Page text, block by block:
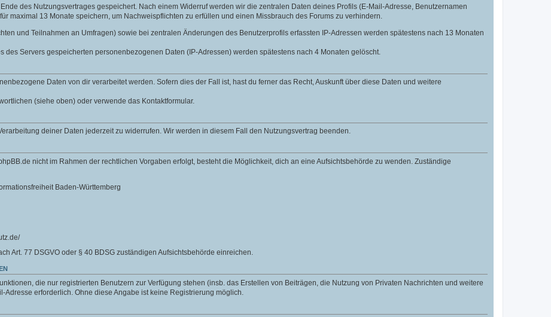
des Nutzungsvertrages gespeichert. Nach einem Widerruf werden wir die zentralen Daten deines Profils (E-Mail-Adresse, Benutzernamen
maximal 13 Monate speichern, um Nachweispflichten zu erfüllen und einen Missbrauch des Forums zu verhindern.
und Teilnahmen an Umfragen) sowie bei zentralen Änderungen des Benutzerprofils erfassten IP-Adressen werden spätestens nach 13 Monaten
des Servers gespeicherten personenbezogenen Daten (IP-Adressen) werden spätestens nach 4 Monaten gelöscht.
Daten von dir verarbeitet werden. Sofern dies der Fall ist, hast du ferner das Recht, Auskunft über diese Daten und weitere
(siehe oben) oder verwende das Kontaktformular.
deiner Daten jederzeit zu widerrufen. Wir werden in diesem Fall den Nutzungsvertrag beenden.
nicht im Rahmen der rechtlichen Vorgaben erfolgt, besteht die Möglichkeit, dich an eine Aufsichtsbehörde zu wenden. Zuständige
Baden-Württemberg
Art. 77 DSGVO oder § 40 BDSG zuständigen Aufsichtsbehörde einreichen.
die nur registrierten Benutzern zur Verfügung stehen (insb. das Erstellen von Beiträgen, die Nutzung von Privaten Nachrichten und weitere
erforderlich. Ohne diese Angabe ist keine Registrierung möglich.